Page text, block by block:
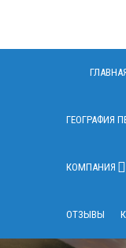
ГЕОГРАФИЯ
КОМПАНИЯ
ОТЗЫВЫ